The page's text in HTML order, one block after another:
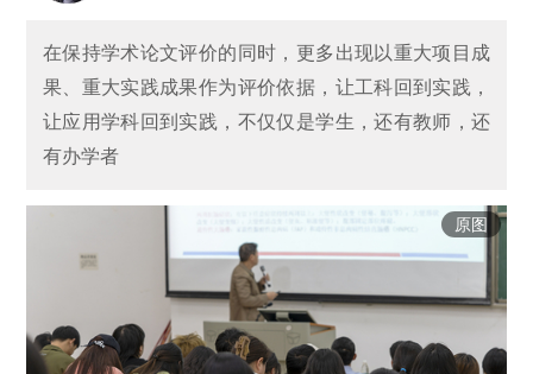
在保持学术论文评价的同时，更多出现以重大项目成
果、重大实践成果作为评价依据，让工科回到实践，
让应用学科回到实践，不仅仅是学生，还有教师，还
有办学者
原图